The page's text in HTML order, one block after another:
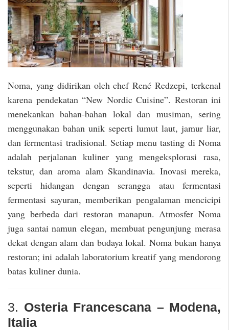
Noma, yang didirikan oleh chef René Redzepi, terkenal
karena pendekatan “New Nordic Cuisine”. Restoran ini
menekankan bahan-bahan lokal dan musiman, sering
menggunakan bahan unik seperti lumut laut, jamur liar,
dan fermentasi tradisional. Setiap menu tasting di Noma
adalah perjalanan kuliner yang mengeksplorasi rasa,
tekstur, dan aroma alam Skandinavia. Inovasi mereka,
seperti hidangan dengan serangga atau fermentasi
fermentasi sayuran, memberikan pengalaman mencicipi
yang berbeda dari restoran manapun. Atmosfer Noma
juga santai namun elegan, membuat pengunjung merasa
dekat dengan alam dan budaya lokal. Noma bukan hanya
restoran; ini adalah laboratorium kreatif yang mendorong
batas kuliner dunia.
3. Osteria Francescana – Modena,
Italia